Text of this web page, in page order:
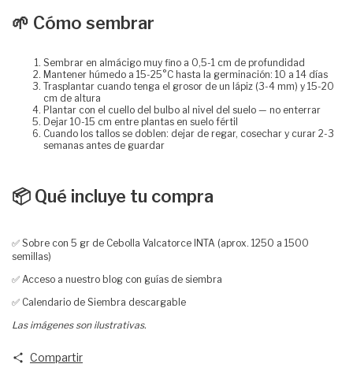
🌱 Cómo sembrar
Sembrar en almácigo muy fino a 0,5-1 cm de profundidad
Mantener húmedo a 15-25°C hasta la germinación: 10 a 14 días
Trasplantar cuando tenga el grosor de un lápiz (3-4 mm) y 15-20
cm de altura
Plantar con el cuello del bulbo al nivel del suelo — no enterrar
Dejar 10-15 cm entre plantas en suelo fértil
Cuando los tallos se doblen: dejar de regar, cosechar y curar 2-3
semanas antes de guardar
📦 Qué incluye tu compra
✅ Sobre con 5 gr de Cebolla Valcatorce INTA (aprox. 1250 a 1500
semillas)
✅ Acceso a nuestro blog con guías de siembra
✅ Calendario de Siembra descargable
Las imágenes son ilustrativas.
Compartir